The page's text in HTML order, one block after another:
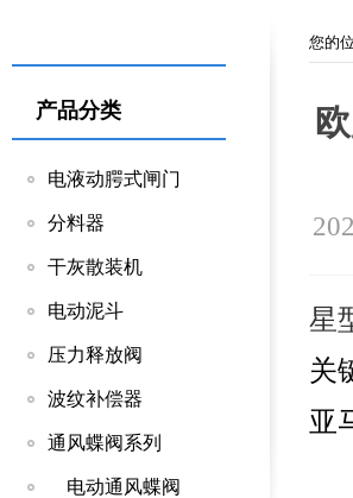
产品分类
电液动腭式闸门
分料器
干灰散装机
电动泥斗
压力释放阀
波纹补偿器
通风蝶阀系列
电动通风蝶阀
您的
星
关
亚